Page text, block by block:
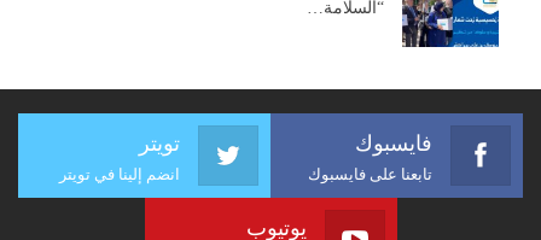
“السلامة…
فايسبوك
تابعنا على فايسبوك
تويتر
انضم إلينا في تويتر
يوتيوب